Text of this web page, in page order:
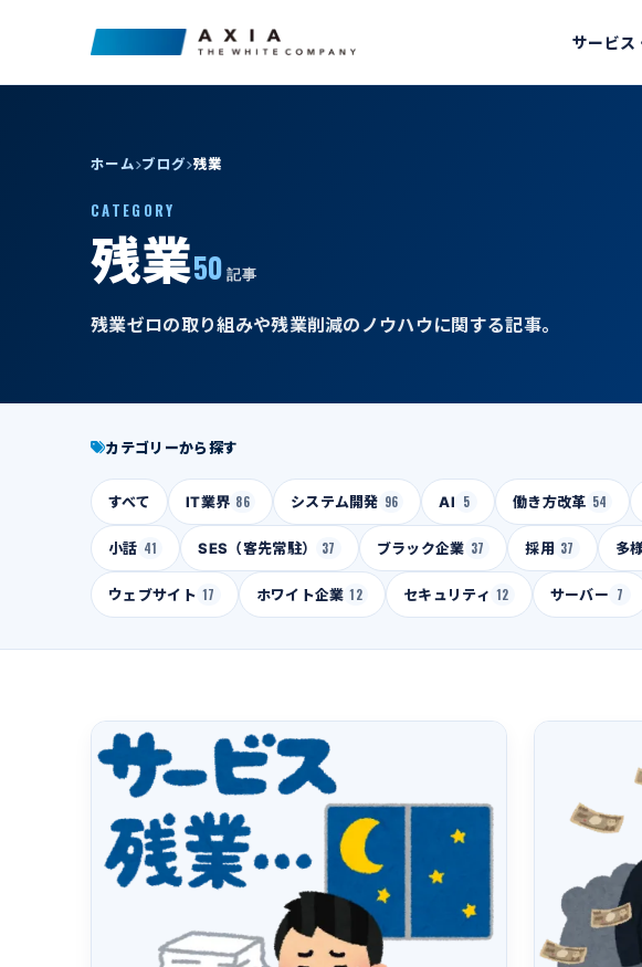
サービス
ホーム ブログ 残業
CATEGORY
残業50 記事
残業ゼロの取り組みや残業削減のノウハウに関する記事。
カテゴリーから探す
すべて IT業界 86 システム開発 96 AI 5 働き方改革 54
小話 41 SES（客先常駐） 37 ブラック企業 37 採用 37 多
ウェブサイト 17 ホワイト企業 12 セキュリティ 12 サーバー 7